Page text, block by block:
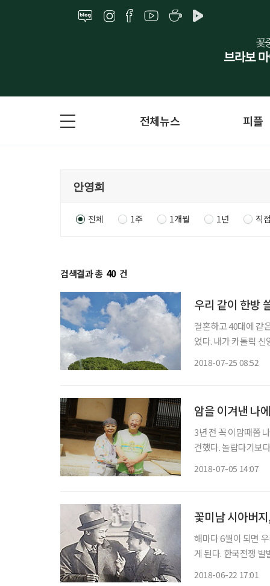
전체뉴스 피플
전체 1주 1개월 1년 직
검색결과 총 40 건
우리 같이 한방
결혼하고 40대에 같
었다. 내가 카톨릭
2018-07-25 08:52
암을 이겨낸 나
3년 전 꼭 이맘때쯤
견했다. 놀랍다기보
2018-07-05 14:07
꽃미남 시아버
해마다 6월이 되면
게 된다. 한국전쟁
2018-06-22 17:01